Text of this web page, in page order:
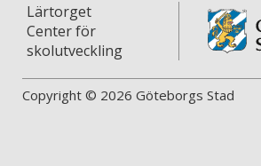
Lärtorget
Center för
skolutveckling
Copyright © 2026 Göteborgs Stad